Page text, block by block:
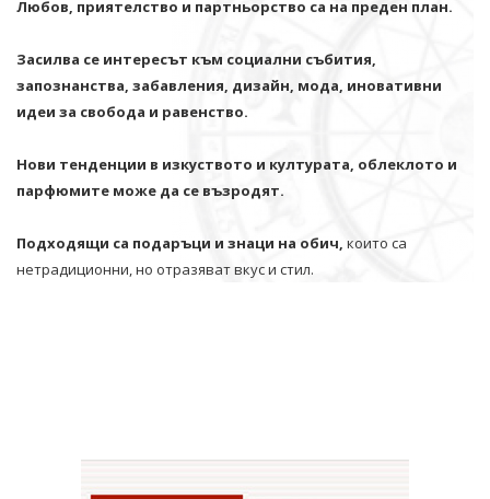
Любов, приятелство и партньорство са на преден план.
Засилва се интересът към социални събития,
запознанства, забавления, дизайн, мода, иновативни
идеи за свобода и равенство.
Нови тенденции в изкуството и културата, облеклото и
парфюмите може да се възродят.
Подходящи са подаръци и знаци на обич, които са
нетрадиционни, но отразяват вкус и стил.